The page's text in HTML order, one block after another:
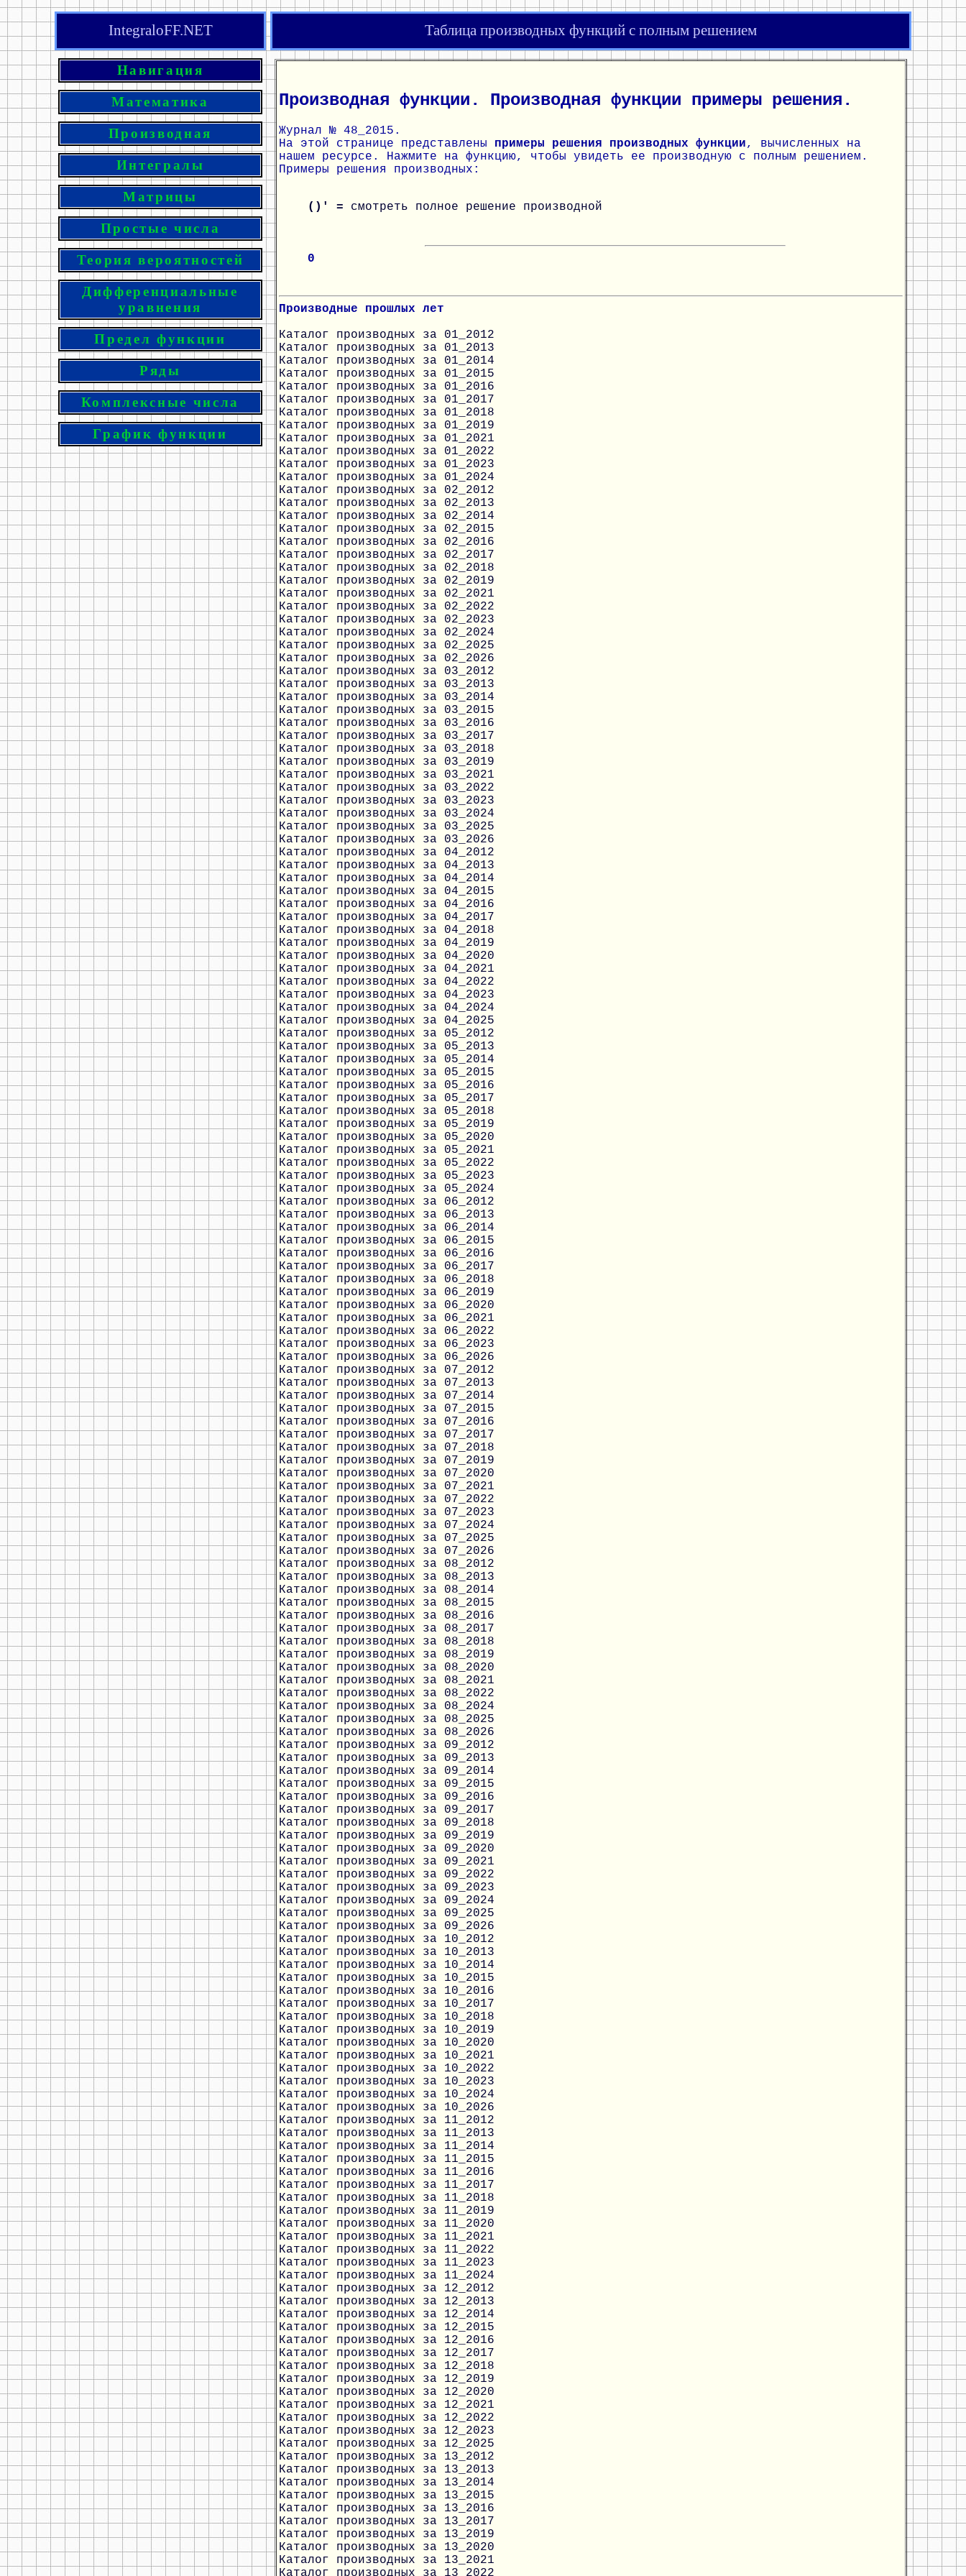
IntegraloFF.NET Таблица производных функций с полным решением
Навигация
Математика
Производная
Интегралы
Матрицы
Простые числа
Теория вероятностей
Дифференциальные
уравнения
Предел функции
Ряды
Комплексные числа
График функции
Производная функции. Производная функции примеры решения.
Журнал № 48_2015.
На этой странице представлены примеры решения производных функции, вычисленных на
нашем ресурсе. Нажмите на функцию, чтобы увидеть ее производную с полным решением.
Примеры решения производных:
()' = смотреть полное решение производной
0
Производные прошлых лет
Каталог производных за 01_2012
Каталог производных за 01_2013
Каталог производных за 01_2014
Каталог производных за 01_2015
Каталог производных за 01_2016
Каталог производных за 01_2017
Каталог производных за 01_2018
Каталог производных за 01_2019
Каталог производных за 01_2021
Каталог производных за 01_2022
Каталог производных за 01_2023
Каталог производных за 01_2024
Каталог производных за 02_2012
Каталог производных за 02_2013
Каталог производных за 02_2014
Каталог производных за 02_2015
Каталог производных за 02_2016
Каталог производных за 02_2017
Каталог производных за 02_2018
Каталог производных за 02_2019
Каталог производных за 02_2021
Каталог производных за 02_2022
Каталог производных за 02_2023
Каталог производных за 02_2024
Каталог производных за 02_2025
Каталог производных за 02_2026
Каталог производных за 03_2012
Каталог производных за 03_2013
Каталог производных за 03_2014
Каталог производных за 03_2015
Каталог производных за 03_2016
Каталог производных за 03_2017
Каталог производных за 03_2018
Каталог производных за 03_2019
Каталог производных за 03_2021
Каталог производных за 03_2022
Каталог производных за 03_2023
Каталог производных за 03_2024
Каталог производных за 03_2025
Каталог производных за 03_2026
Каталог производных за 04_2012
Каталог производных за 04_2013
Каталог производных за 04_2014
Каталог производных за 04_2015
Каталог производных за 04_2016
Каталог производных за 04_2017
Каталог производных за 04_2018
Каталог производных за 04_2019
Каталог производных за 04_2020
Каталог производных за 04_2021
Каталог производных за 04_2022
Каталог производных за 04_2023
Каталог производных за 04_2024
Каталог производных за 04_2025
Каталог производных за 05_2012
Каталог производных за 05_2013
Каталог производных за 05_2014
Каталог производных за 05_2015
Каталог производных за 05_2016
Каталог производных за 05_2017
Каталог производных за 05_2018
Каталог производных за 05_2019
Каталог производных за 05_2020
Каталог производных за 05_2021
Каталог производных за 05_2022
Каталог производных за 05_2023
Каталог производных за 05_2024
Каталог производных за 06_2012
Каталог производных за 06_2013
Каталог производных за 06_2014
Каталог производных за 06_2015
Каталог производных за 06_2016
Каталог производных за 06_2017
Каталог производных за 06_2018
Каталог производных за 06_2019
Каталог производных за 06_2020
Каталог производных за 06_2021
Каталог производных за 06_2022
Каталог производных за 06_2023
Каталог производных за 06_2026
Каталог производных за 07_2012
Каталог производных за 07_2013
Каталог производных за 07_2014
Каталог производных за 07_2015
Каталог производных за 07_2016
Каталог производных за 07_2017
Каталог производных за 07_2018
Каталог производных за 07_2019
Каталог производных за 07_2020
Каталог производных за 07_2021
Каталог производных за 07_2022
Каталог производных за 07_2023
Каталог производных за 07_2024
Каталог производных за 07_2025
Каталог производных за 07_2026
Каталог производных за 08_2012
Каталог производных за 08_2013
Каталог производных за 08_2014
Каталог производных за 08_2015
Каталог производных за 08_2016
Каталог производных за 08_2017
Каталог производных за 08_2018
Каталог производных за 08_2019
Каталог производных за 08_2020
Каталог производных за 08_2021
Каталог производных за 08_2022
Каталог производных за 08_2024
Каталог производных за 08_2025
Каталог производных за 08_2026
Каталог производных за 09_2012
Каталог производных за 09_2013
Каталог производных за 09_2014
Каталог производных за 09_2015
Каталог производных за 09_2016
Каталог производных за 09_2017
Каталог производных за 09_2018
Каталог производных за 09_2019
Каталог производных за 09_2020
Каталог производных за 09_2021
Каталог производных за 09_2022
Каталог производных за 09_2023
Каталог производных за 09_2024
Каталог производных за 09_2025
Каталог производных за 09_2026
Каталог производных за 10_2012
Каталог производных за 10_2013
Каталог производных за 10_2014
Каталог производных за 10_2015
Каталог производных за 10_2016
Каталог производных за 10_2017
Каталог производных за 10_2018
Каталог производных за 10_2019
Каталог производных за 10_2020
Каталог производных за 10_2021
Каталог производных за 10_2022
Каталог производных за 10_2023
Каталог производных за 10_2024
Каталог производных за 10_2026
Каталог производных за 11_2012
Каталог производных за 11_2013
Каталог производных за 11_2014
Каталог производных за 11_2015
Каталог производных за 11_2016
Каталог производных за 11_2017
Каталог производных за 11_2018
Каталог производных за 11_2019
Каталог производных за 11_2020
Каталог производных за 11_2021
Каталог производных за 11_2022
Каталог производных за 11_2023
Каталог производных за 11_2024
Каталог производных за 12_2012
Каталог производных за 12_2013
Каталог производных за 12_2014
Каталог производных за 12_2015
Каталог производных за 12_2016
Каталог производных за 12_2017
Каталог производных за 12_2018
Каталог производных за 12_2019
Каталог производных за 12_2020
Каталог производных за 12_2021
Каталог производных за 12_2022
Каталог производных за 12_2023
Каталог производных за 12_2025
Каталог производных за 13_2012
Каталог производных за 13_2013
Каталог производных за 13_2014
Каталог производных за 13_2015
Каталог производных за 13_2016
Каталог производных за 13_2017
Каталог производных за 13_2019
Каталог производных за 13_2020
Каталог производных за 13_2021
Каталог производных за 13_2022